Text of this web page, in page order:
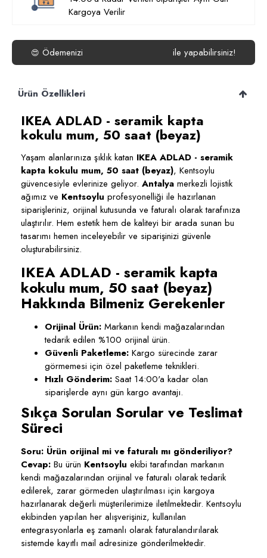
Kargoya Verilir
😍 Ödemenizi ile yapabilirsiniz!
Ürün Özellikleri
IKEA ADLAD - seramik kapta
kokulu mum, 50 saat (beyaz)
Yaşam alanlarınıza şıklık katan IKEA ADLAD - seramik
kapta kokulu mum, 50 saat (beyaz), Kentsoylu
güvencesiyle evlerinize geliyor. Antalya merkezli lojistik
ağımız ve Kentsoylu profesyonelliği ile hazırlanan
siparişleriniz, orijinal kutusunda ve faturalı olarak tarafınıza
ulaştırılır. Hem estetik hem de kaliteyi bir arada sunan bu
tasarımı hemen inceleyebilir ve siparişinizi güvenle
oluşturabilirsiniz.
IKEA ADLAD - seramik kapta
kokulu mum, 50 saat (beyaz)
Hakkında Bilmeniz Gerekenler
Orijinal Ürün: Markanın kendi mağazalarından
tedarik edilen %100 orijinal ürün.
Güvenli Paketleme: Kargo sürecinde zarar
görmemesi için özel paketleme teknikleri.
Hızlı Gönderim: Saat 14:00'a kadar olan
siparişlerde aynı gün kargo avantajı.
Sıkça Sorulan Sorular ve Teslimat
Süreci
Soru: Ürün orijinal mi ve faturalı mı gönderiliyor?
Cevap: Bu ürün Kentsoylu ekibi tarafından markanın
kendi mağazalarından orijinal ve faturalı olarak tedarik
edilerek, zarar görmeden ulaştırılması için kargoya
hazırlanarak değerli müşterilerimize iletilmektedir. Kentsoylu
ekibinden yapılan her alışverişiniz, kullanılan
entegrasyonlarla eş zamanlı olarak faturalandırılarak
sistemde kayıtlı mail adresinize gönderilmektedir.